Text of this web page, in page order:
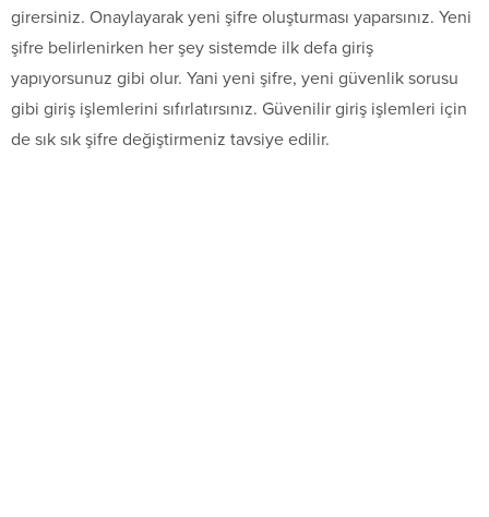
girersiniz. Onaylayarak yeni şifre oluşturması yaparsınız. Yeni
şifre belirlenirken her şey sistemde ilk defa giriş
yapıyorsunuz gibi olur. Yani yeni şifre, yeni güvenlik sorusu
gibi giriş işlemlerini sıfırlatırsınız. Güvenilir giriş işlemleri için
de sık sık şifre değiştirmeniz tavsiye edilir.